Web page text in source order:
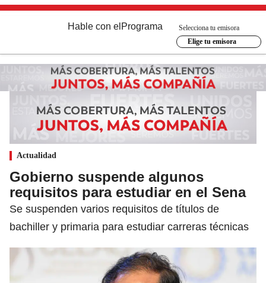
Hable con el Programa
Selecciona tu emisora
Elige tu emisora
Actualidad
Gobierno suspende algunos
requisitos para estudiar en el Sena
Se suspenden varios requisitos de títulos de
bachiller y primaria para estudiar carreras técnicas